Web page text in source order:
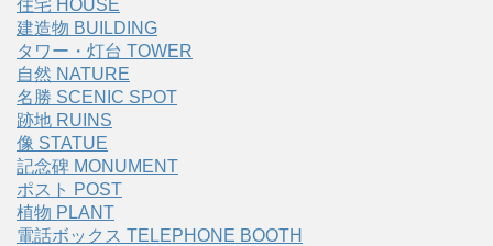
住宅 HOUSE
建造物 BUILDING
タワー・灯台 TOWER
自然 NATURE
名勝 SCENIC SPOT
跡地 RUINS
像 STATUE
記念碑 MONUMENT
ポスト POST
植物 PLANT
電話ボックス TELEPHONE BOOTH